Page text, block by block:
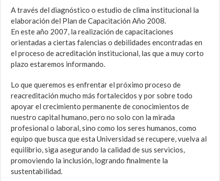
A través del diagnóstico o estudio de clima institucional la
elaboración del Plan de Capacitación Año 2008.
En este año 2007, la realización de capacitaciones
orientadas a ciertas falencias o debilidades encontradas en
el proceso de acreditación institucional, las que a muy corto
plazo estaremos informando.
Lo que queremos es enfrentar el próximo proceso de
reacreditación mucho más fortalecidos y por sobre todo
apoyar el crecimiento permanente de conocimientos de
nuestro capital humano, pero no solo con la mirada
profesional o laboral, sino como los seres humanos, como
equipo que busca que esta Universidad se recupere, vuelva al
equilibrio, siga asegurando la calidad de sus servicios,
promoviendo la inclusión, logrando finalmente la
sustentabilidad.